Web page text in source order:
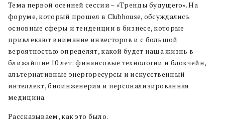
Тема первой осенней сессии – «Тренды будущего». На
форуме, который прошел в Clubhouse, обсуждались
основные сферы и тенденции в бизнесе, которые
привлекают внимание инвесторов и с большой
вероятностью определят, какой будет наша жизнь в
ближайшие 10 лет: финансовые технологии и блокчейн,
альтернативные энергоресурсы и искусственный
интеллект, биоинженерия и персонализированная
медицина.
Рассказываем, как это было.